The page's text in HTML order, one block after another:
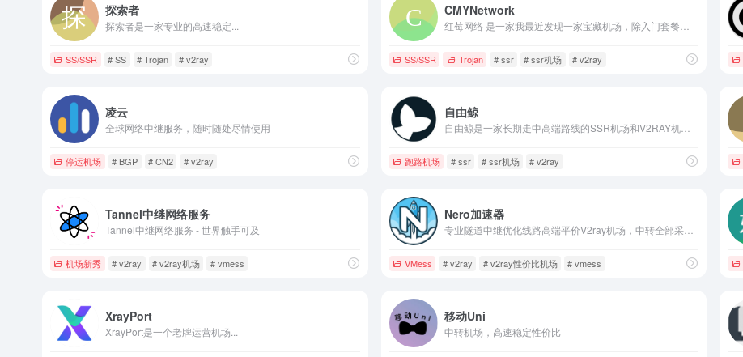
探索者
探索者是一家专业的高速稳定...
SS/SSR # SS # Trojan # v2ray
CMYNetwork
SS/SSR Trojan # ssr # ssr机场 # v2ray
凌云
全球网络中继服务，随时随处尽情使用
停运机场 # BGP # CN2 # v2ray
自由鲸
自由鲸是一家长期走中高端路线的SSR机场和V2RAY机场。该站全部节点均采用国内独享入口，进行中转加速，稳定性和速度都很有保障。并且实际使用测试下来，它的性价比是相当高的，提供的流量也十分的充足。用了很久，哪怕特殊时期也相当坚挺稳定，从注册开始一直当做主要机场机使用。
跑路机场 # ssr # ssr机场 # v2ray
Tannel中继网络服务
Tannel中继网络服务 - 世界触手可及
机场新秀 # v2ray # v2ray机场 # vmess
Nero加速器
专业隧道中继优化线路高端平价V2ray机场，中转全部采用负载均衡技术支持。一家稳定、平价、服务为主的优秀机场
VMess # v2ray # v2ray性价比机场 # vmess
XrayPort
XrayPort是一个老牌运营机场...
移动Uni
中转机场，高速稳定性价比